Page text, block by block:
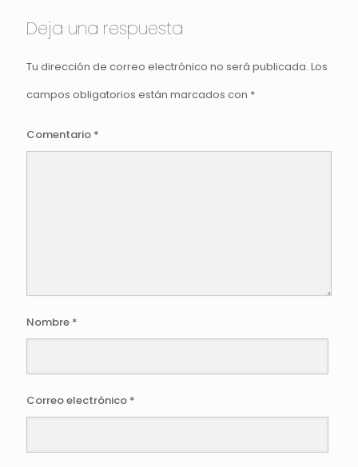
Deja una respuesta
Tu dirección de correo electrónico no será publicada. Los
campos obligatorios están marcados con *
Comentario *
Nombre *
Correo electrónico *